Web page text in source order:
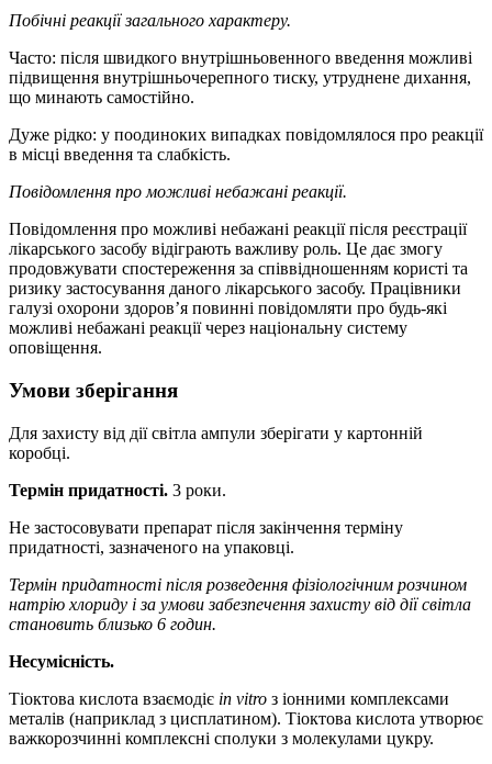
Побічні реакції загального характеру.
Часто: після швидкого внутрішньовенного введення можливі
підвищення внутрішньочерепного тиску, утруднене дихання,
що минають самостійно.
Дуже рідко: у поодиноких випадках повідомлялося про реакції
в місці введення та слабкість.
Повідомлення про можливі небажані реакції.
Повідомлення про можливі небажані реакції після реєстрації
лікарського засобу відіграють важливу роль. Це дає змогу
продовжувати спостереження за співвідношенням користі та
ризику застосування даного лікарського засобу. Працівники
галузі охорони здоров’я повинні повідомляти про будь-які
можливі небажані реакції через національну систему
оповіщення.
Умови зберігання
Для захисту від дії світла ампули зберігати у картонній
коробці.
Термін придатності. 3 роки.
Не застосовувати препарат після закінчення терміну
придатності, зазначеного на упаковці.
Термін придатності після розведення фізіологічним розчином
натрію хлориду і за умови забезпечення захисту від дії світла
становить близько 6 годин.
Несумісність.
Тіоктова кислота взаємодіє in vitro з іонними комплексами
металів (наприклад з цисплатином). Тіоктова кислота утворює
важкорозчинні комплексні сполуки з молекулами цукру.